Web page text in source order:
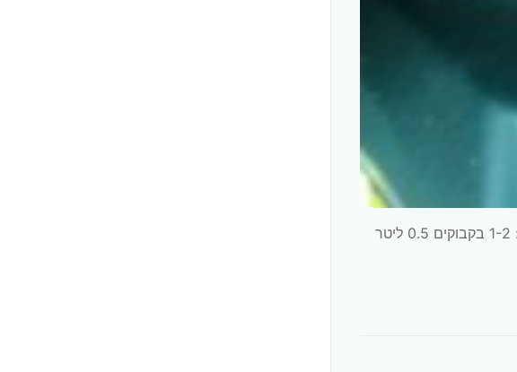
סוזוקי ספלאש שנת 2012 מנוע 1.25L (נפח 1242 סמ"ק) ידני (דגם מנוע K12B, הספק 95 כ"ס) מצרכים: 1-2 בקבוקים 0.5 ליטר